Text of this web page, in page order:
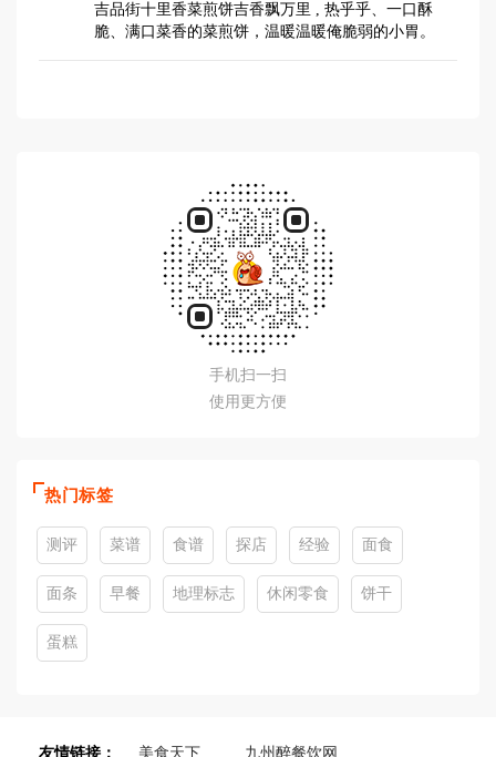
手机扫一扫
使用更方便
热门标签
测评 菜谱 食谱 探店 经验 面食
面条 早餐 地理标志 休闲零食 饼干
蛋糕
友情链接： 美食天下 九州醉餐饮网